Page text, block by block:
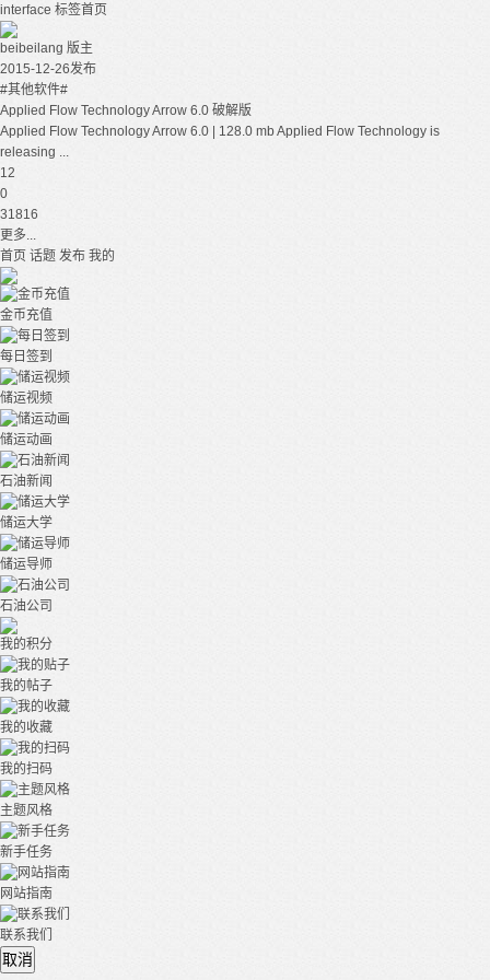
interface 标签首页
beibeilang 版主
2015-12-26发布
#其他软件#
Applied Flow Technology Arrow 6.0 破解版
Applied Flow Technology Arrow 6.0 | 128.0 mb Applied Flow Technology is
releasing ...
12
0
31816
更多...
首页 话题 发布 我的
金币充值
每日签到
储运视频
储运动画
石油新闻
储运大学
储运导师
石油公司
我的积分
我的帖子
我的收藏
我的扫码
主题风格
新手任务
网站指南
联系我们
取消